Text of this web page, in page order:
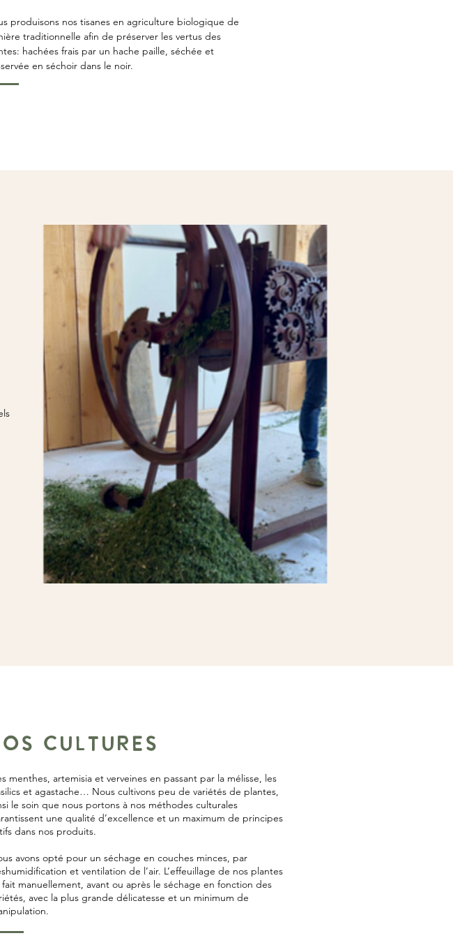
produisons nos tisanes en agriculture biologique de
traditionnelle afin de préserver les vertus des
hachées frais par un hache paille, séchée et
en séchoir dans le noir.
CULTURES
menthes, artemisia et verveines en passant par la mélisse, les
et agastache… Nous cultivons peu de variétés de plantes,
le soin que nous portons à nos méthodes culturales
une qualité d’excellence et un maximum de principes
dans nos produits.
avons opté pour un séchage en couches minces, par
et ventilation de l’air. L’effeuillage de nos plantes
fait manuellement, avant ou après le séchage en fonction des
avec la plus grande délicatesse et un minimum de